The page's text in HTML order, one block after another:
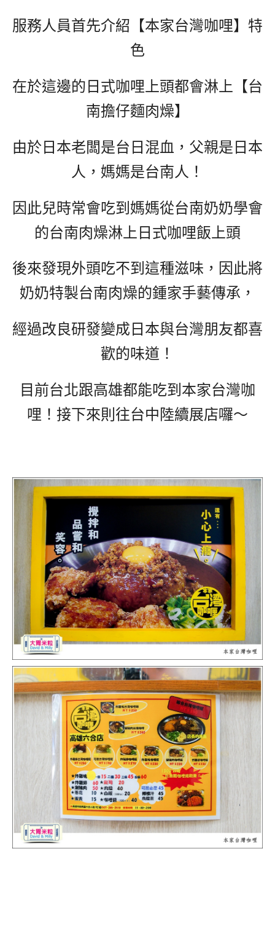
服務人員首先介紹【本家台灣咖哩】特
色
在於這邊的日式咖哩上頭都會淋上【台
南擔仔麵肉燥】
由於日本老闆是台日混血，父親是日本
人，媽媽是台南人！
因此兒時常會吃到媽媽從台南奶奶學會
的台南肉燥淋上日式咖哩飯上頭
後來發現外頭吃不到這種滋味，因此將
奶奶特製台南肉燥的鍾家手藝傳承，
經過改良研發變成日本與台灣朋友都喜
歡的味道！
目前台北跟高雄都能吃到本家台灣咖
哩！接下來則往台中陸續展店囉～